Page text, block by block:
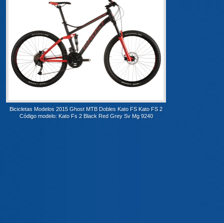
Bicicletas Modelos 2015 Ghost MTB Dobles Kato FS Kato FS 2
Código modelo: Kato Fs 2 Black Red Grey Sv Mg 9240